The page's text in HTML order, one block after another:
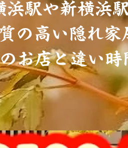
浜駅や新横浜
質の高い隠れ家
お店と違い